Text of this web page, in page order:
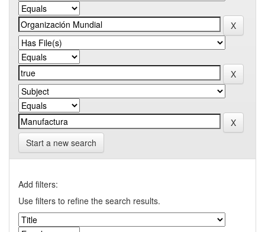
Start a new search
Add filters:
Use filters to refine the search results.